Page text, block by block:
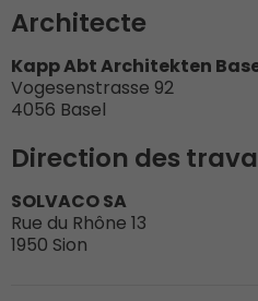
Architecte
Kapp Abt Architekten
Vogesenstrasse 92
4056 Basel
Direction des
SOLVACO SA
Rue du Rhône 13
1950 Sion